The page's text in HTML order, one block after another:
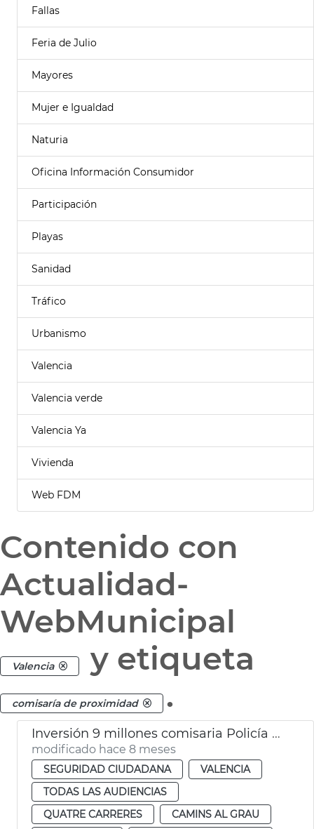
Fallas
Feria de Julio
Mayores
Mujer e Igualdad
Naturia
Oficina Información Consumidor
Participación
Playas
Sanidad
Tráfico
Urbanismo
Valencia
Valencia verde
Valencia Ya
Vivienda
Web FDM
Contenido con
Actualidad-
WebMunicipal
Valencia y etiqueta
comisaría de proximidad .
Inversión 9 millones comisaria Policía Local Malilla València
modificado hace 8 meses
SEGURIDAD CIUDADANA
VALENCIA
TODAS LAS AUDIENCIAS
QUATRE CARRERES
CAMINS AL GRAU